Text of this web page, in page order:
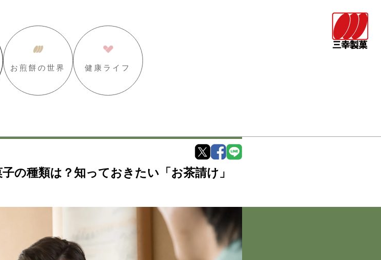
お煎餅の世界 健康ライフ
の種類は？知っておきたい「お茶請け」